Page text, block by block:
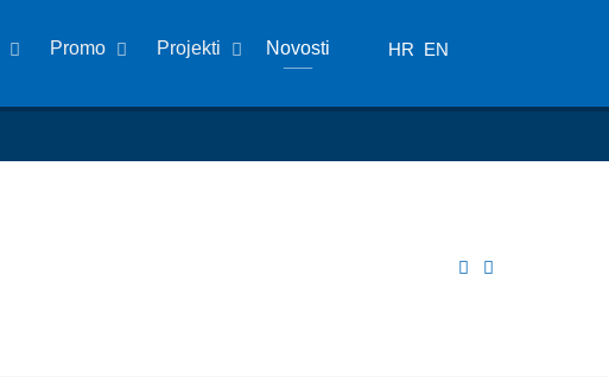
Promo Projekti Novosti HR EN